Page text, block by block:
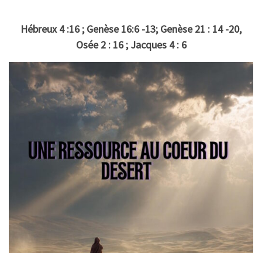
Hébreux 4 :16 ; Genèse 16:6 -13; Genèse 21 : 14 -20,
Osée 2 : 16 ; Jacques 4 : 6